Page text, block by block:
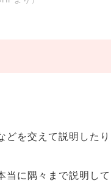
どを交えて説明した
当に隅々まで説明し